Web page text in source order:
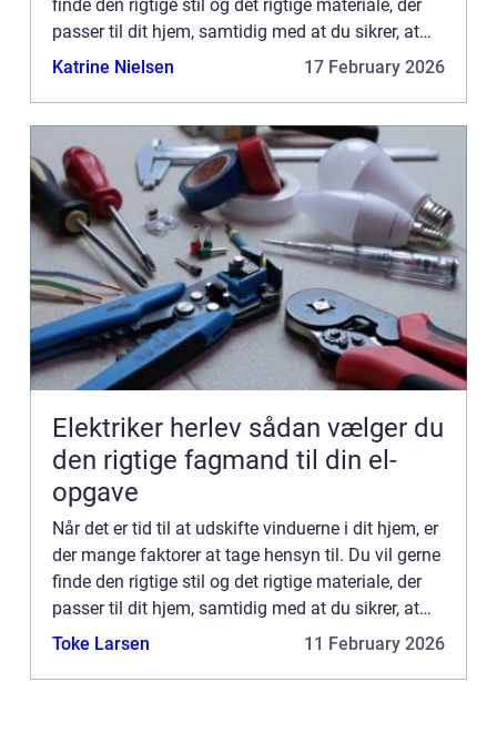
finde den rigtige stil og det rigtige materiale, der
passer til dit hjem, samtidig med at du sikrer, at
dine nye vinduer er energieffektive og...
Katrine Nielsen 17 February 2026
Elektriker herlev sådan vælger du
den rigtige fagmand til din el-
opgave
Når det er tid til at udskifte vinduerne i dit hjem, er
der mange faktorer at tage hensyn til. Du vil gerne
finde den rigtige stil og det rigtige materiale, der
passer til dit hjem, samtidig med at du sikrer, at
dine nye vinduer er energieffektive og...
Toke Larsen 11 February 2026